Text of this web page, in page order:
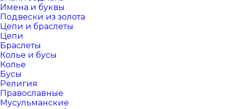
Имена и буквы
Подвески из золота
Цепи и браслеты
Цепи
Браслеты
Колье и бусы
Колье
Бусы
Религия
Православные
Мусульманские